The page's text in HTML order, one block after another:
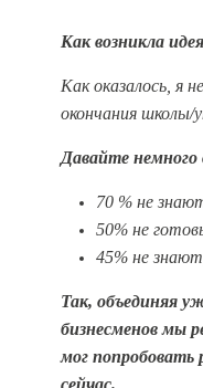
Как возникла
Как оказалось, я
окончания школы/
Давайте немного
70 % не
50% не
45% не
Так, объединяя
бизнесменов мы
мог попробовать
сейчас.